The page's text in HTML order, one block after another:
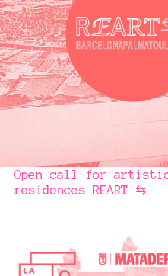
Open call for artistic
residences REART ⇆